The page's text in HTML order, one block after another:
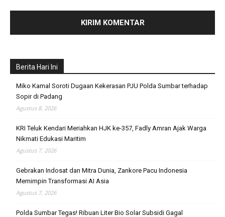
Berita Hari Ini
Miko Kamal Soroti Dugaan Kekerasan PJU Polda Sumbar terhadap
Sopir di Padang
Agustus 8, 2026
KRI Teluk Kendari Meriahkan HJK ke-357, Fadly Amran Ajak Warga
Nikmati Edukasi Maritim
Agustus 7, 2026
Gebrakan Indosat dan Mitra Dunia, Zankore Pacu Indonesia
Memimpin Transformasi AI Asia
Agustus 7, 2026
Polda Sumbar Tegas! Ribuan Liter Bio Solar Subsidi Gagal